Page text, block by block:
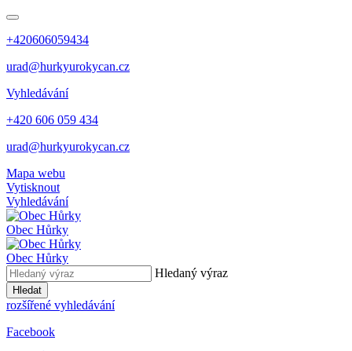
+420606059434
urad@hurkyurokycan.cz
Vyhledávání
+420 606 059 434
urad@hurkyurokycan.cz
Mapa webu
Vytisknout
Vyhledávání
Obec Hůrky
Obec Hůrky
Hledaný výraz
Hledat
rozšířené vyhledávání
Facebook